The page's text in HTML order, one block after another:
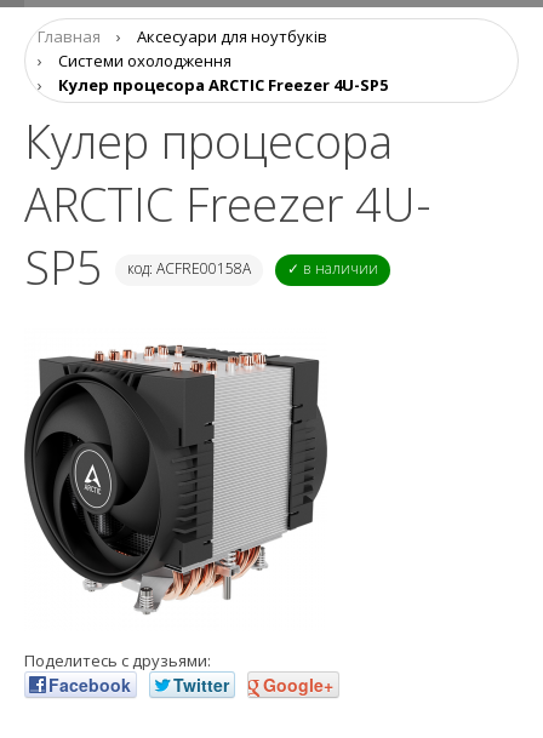
Главная ›
Аксесуари для ноутбуків
›
Системи охолодження
›
Кулер процесора ARCTIC Freezer 4U-SP5
Кулер процесора
ARCTIC Freezer 4U-
SP5
код: ACFRE00158A ✓ в наличии
Поделитесь с друзьями:
Facebook Twitter Google+